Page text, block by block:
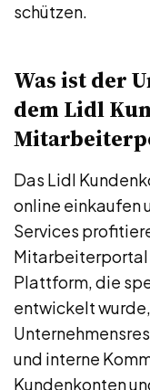
schützen.
Was ist der
dem Lidl
Das Lidl
online einkaufen
Services
Mitarbeiterportal
Plattform, die
entwickelt
und interne
Kundenkonten